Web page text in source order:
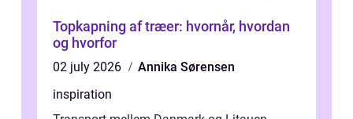
Topkapning af træer: hvornår, hvordan
og hvorfor
02 july 2026
Annika Sørensen
inspiration